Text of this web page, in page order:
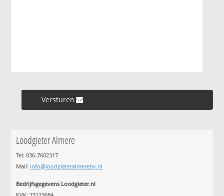
Versturen »
Loodgieter Almere
Tel: 036-7602317
Mail: info@loodgieteralmerebv.nl
Bedrijfsgegevens Loodgieter.nl